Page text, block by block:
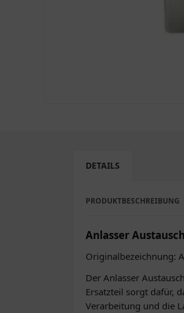
DETAILS
PRODUKTBESCHREIBUNG
Anlasser
Originalbezeichnung:
Der Anlasser
Ersatzteil sorgt dafür,
Verarbeitung und die